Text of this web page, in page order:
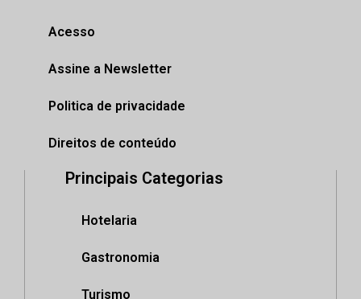
Acesso
Assine a Newsletter
Politica de privacidade
Direitos de conteúdo
Principais Categorias
Hotelaria
Gastronomia
Turismo